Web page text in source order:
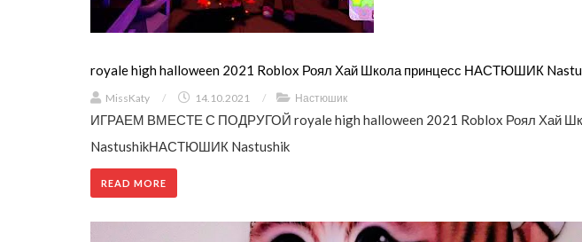
royale high halloween 2021 Roblox Роял Хай Школа принцесс НАСТЮШИК
MissKaty / 14.10.2021 / Настюшик
ИГРАЕМ ВМЕСТЕ С ПОДРУГОЙ royale high halloween 2021 Roblox Роял Хай
NastushikНАСТЮШИК Nastushik
READ MORE